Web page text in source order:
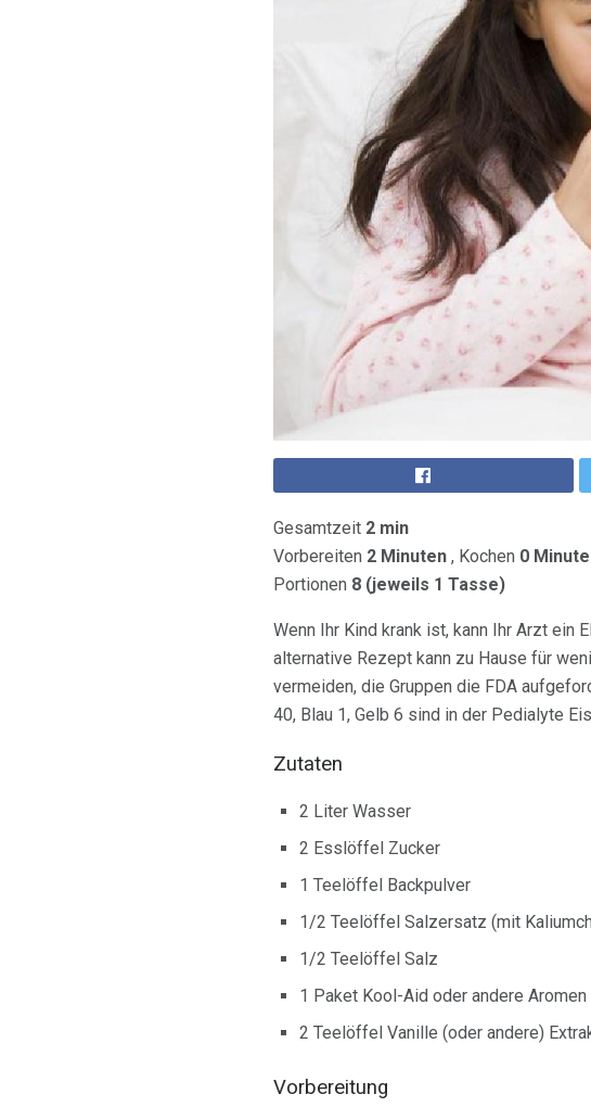
Gesamtzeit 2 min
Vorbereiten 2 Minuten , Kochen 0
Portionen 8 (jeweils 1 Tasse)
Wenn Ihr Kind krank ist, kann Ihr Arzt
alternative Rezept kann zu Hause für
vermeiden, die Gruppen die FDA
40, Blau 1, Gelb 6 sind in der Pedialyte
Zutaten
2 Liter Wasser
2 Esslöffel Zucker
1 Teelöffel Backpulver
1/2 Teelöffel Salzersatz (mit
1/2 Teelöffel Salz
1 Paket Kool-Aid oder andere Aromen
2 Teelöffel Vanille (oder andere)
Vorbereitung